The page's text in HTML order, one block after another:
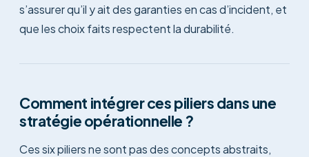
s’assurer qu’il y ait des garanties en cas d’incident, et
que les choix faits respectent la durabilité.
Comment intégrer ces piliers dans une
stratégie opérationnelle ?
Ces six piliers ne sont pas des concepts abstraits,